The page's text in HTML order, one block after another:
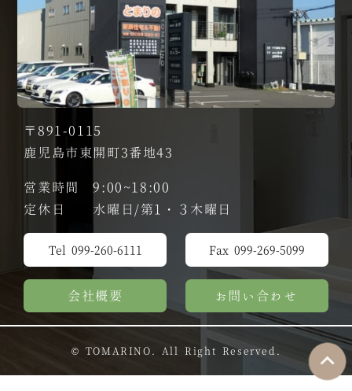
〒891-0115
鹿児島市東開町3番地43
営業時間 9:00~18:00
定休日 水曜日/第1・３木曜日
Tel 099-260-6111 Fax 099-269-5099
会社概要 お問い合わせ
© TOMARINO. All Right Reserved.